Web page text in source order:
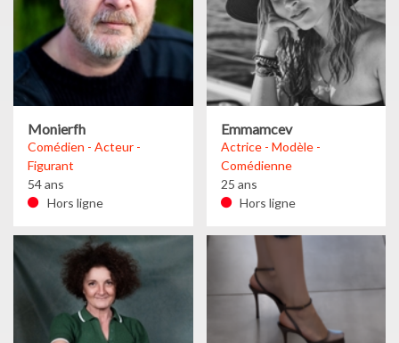
Monierfh
Comédien - Acteur -
Figurant
54 ans
Hors ligne
Emmamcev
Actrice - Modèle -
Comédienne
25 ans
Hors ligne